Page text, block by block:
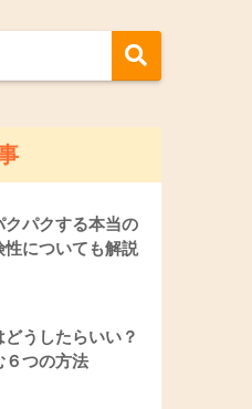
パクする本当の
についても解説
うしたらいい？
６つの方法